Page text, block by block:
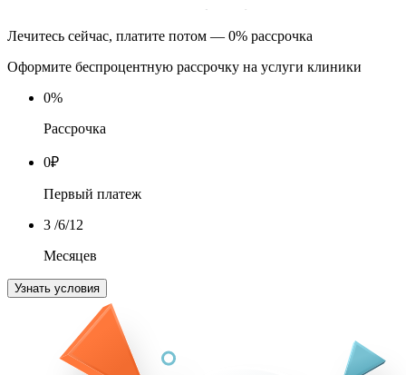
Лечитесь сейчас, платите потом — 0% рассрочка
Оформите беспроцентную рассрочку на услуги клиники
0%
Рассрочка
0₽
Первый платеж
3 /6/12
Месяцев
Узнать условия